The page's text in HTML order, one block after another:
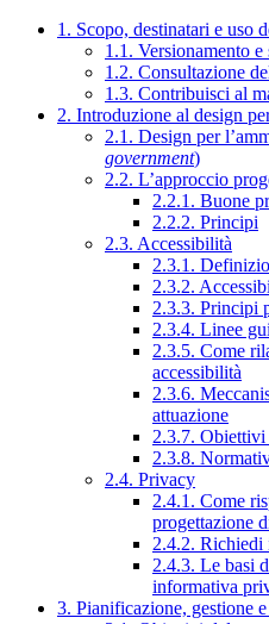
1. Scopo, destinatari e uso
1.1. Versionamento e
1.2. Consultazione
1.3. Contribuisci al
2. Introduzione al design
2.1. Design per
government)
2.2. L’approccio
2.2.1. Buone
2.2.2. Principi
2.3. Accessibilità
2.3.1.
2.3.2.
2.3.3. Principi
2.3.4. Linee
2.3.5. Come
accessibilità
2.3.6.
attuazione
2.3.7. Obiettivi
2.3.8.
2.4. Privacy
2.4.1. Come
progettazione
2.4.2. Richiedi
2.4.3. Le basi
informativa
3. Pianificazione, gestione e